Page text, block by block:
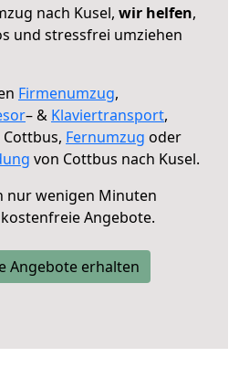
nach Kusel, wir helfen,
und stressfrei umziehen
Firmenumzug,
– & Klaviertransport,
Cottbus, Fernumzug oder
von Cottbus nach Kusel.
nur wenigen Minuten
Angebote.
Angebote erhalten